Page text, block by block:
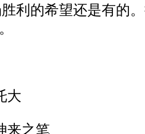
利的希望还是有的
大
之笔